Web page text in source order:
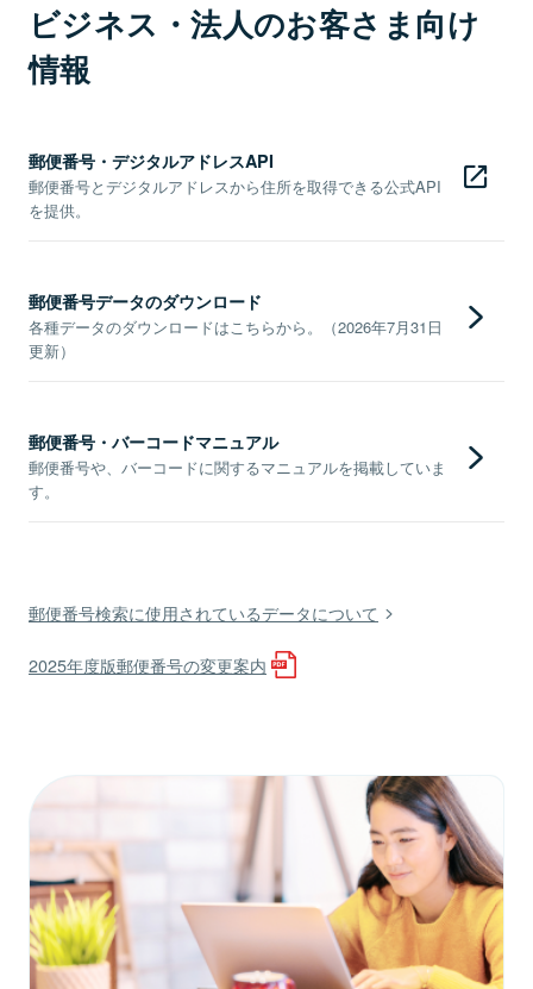
ビジネス・法人のお客さま向け
情報
郵便番号・デジタルアドレスAPI
郵便番号とデジタルアドレスから住所を取得できる公式API
を提供。
郵便番号データのダウンロード
各種データのダウンロードはこちらから。（2026年7月31日
更新）
郵便番号・バーコードマニュアル
郵便番号や、バーコードに関するマニュアルを掲載していま
す。
郵便番号検索に使用されているデータについて
2025年度版郵便番号の変更案内